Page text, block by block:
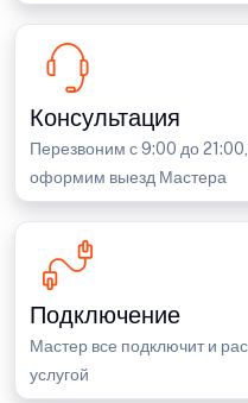
Консультация
Перезвоним с 9:00 до
оформим выезд Мастера
Подключение
Мастер все подключит и
услугой